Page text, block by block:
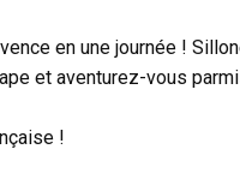
en une journée !
et aventurez-vous
!